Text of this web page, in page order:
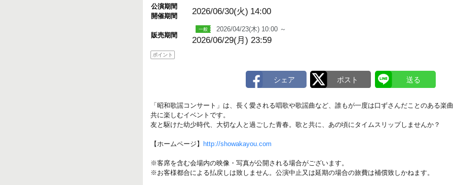
公演期間
開催期間
2026/06/30(火) 14:00
販売期間
2026/04/23(木) 10:00 ～
2026/06/29(月) 23:59
ポイント
「昭和歌謡コンサート」は、長く愛される唱歌や歌謡曲など、誰もが一度は口ずさんだことのある楽
共に楽しむイベントです。
友と駆けた幼少時代、大切な人と過ごした青春。歌と共に、あの頃にタイムスリップしませんか？
【ホームページ】 http://showakayou.com
※客席を含む会場内の映像・写真が公開される場合がございます。
※お客様都合による払戻しは致しません。公演中止又は延期の場合の旅費は補償致しかねます。